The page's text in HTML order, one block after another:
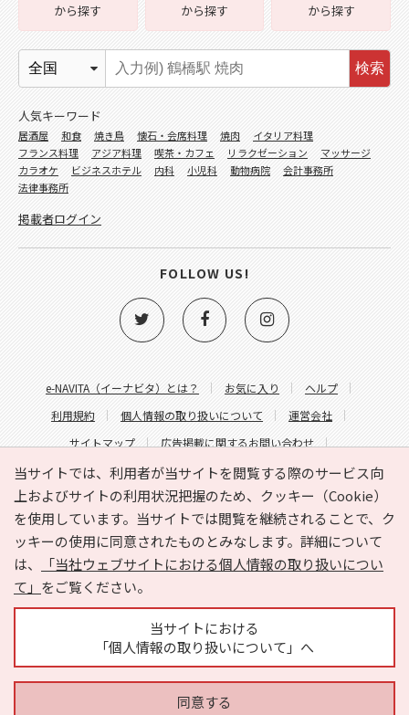
当サイトでは、利用者が当サイトを閲覧する際のサービス向
上およびサイトの利用状況把握のため、クッキー（Cookie）
を使用しています。当サイトでは閲覧を継続されることで、ク
ッキーの使用に同意されたものとみなします。詳細について
は、
「当社ウェブサイトにおける個人情報の取り扱いについ
て」 をご覧ください。
当サイトにおける
「個人情報の取り扱いについて」へ
同意する
e-NAVITA（イーナビタ）とは？ お気に入り
ヘルプ
利用規約
個人情報の取り扱いについて
運営会社
サイトマップ
広告掲載に関するお問い合わせ
サイトの内容に関するお問い合わせ
から探す
から探す
から探す
検索
人気キーワード
居酒屋 和食 焼き鳥 懐石・会席料理 焼肉
イタリア料理
フランス料理
アジア料理 喫茶・カフェ リラクゼーション
マッサージ
カラオケ
ビジネスホテル 内科 小児科 動物病院
会計事務所
法律事務所
掲載者ログイン
FOLLOW US!
Copyright © HYOJITO.Co.,Ltd. All Rights Reserved.